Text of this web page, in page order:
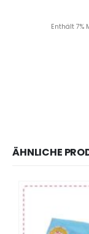
Enthält 7%
ÄHNLICHE